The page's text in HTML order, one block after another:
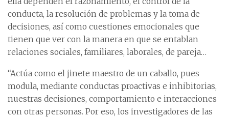
conducta, la resolución de problemas y la toma de
decisiones, así como cuestiones emocionales que
tienen que ver con la manera en que se entablan
relaciones sociales, familiares, laborales, de pareja…
“Actúa como el jinete maestro de un caballo, pues
modula, mediante conductas proactivas e inhibitorias,
nuestras decisiones, comportamiento e interacciones
con otras personas. Por eso, los investigadores de las